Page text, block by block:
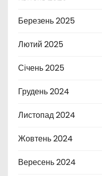
Березень 2025
Лютий 2025
Січень 2025
Грудень 2024
Листопад 2024
Жовтень 2024
Вересень 2024